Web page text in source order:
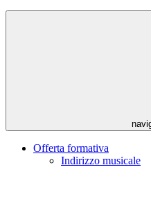
Offerta formativa
Indirizzo musicale